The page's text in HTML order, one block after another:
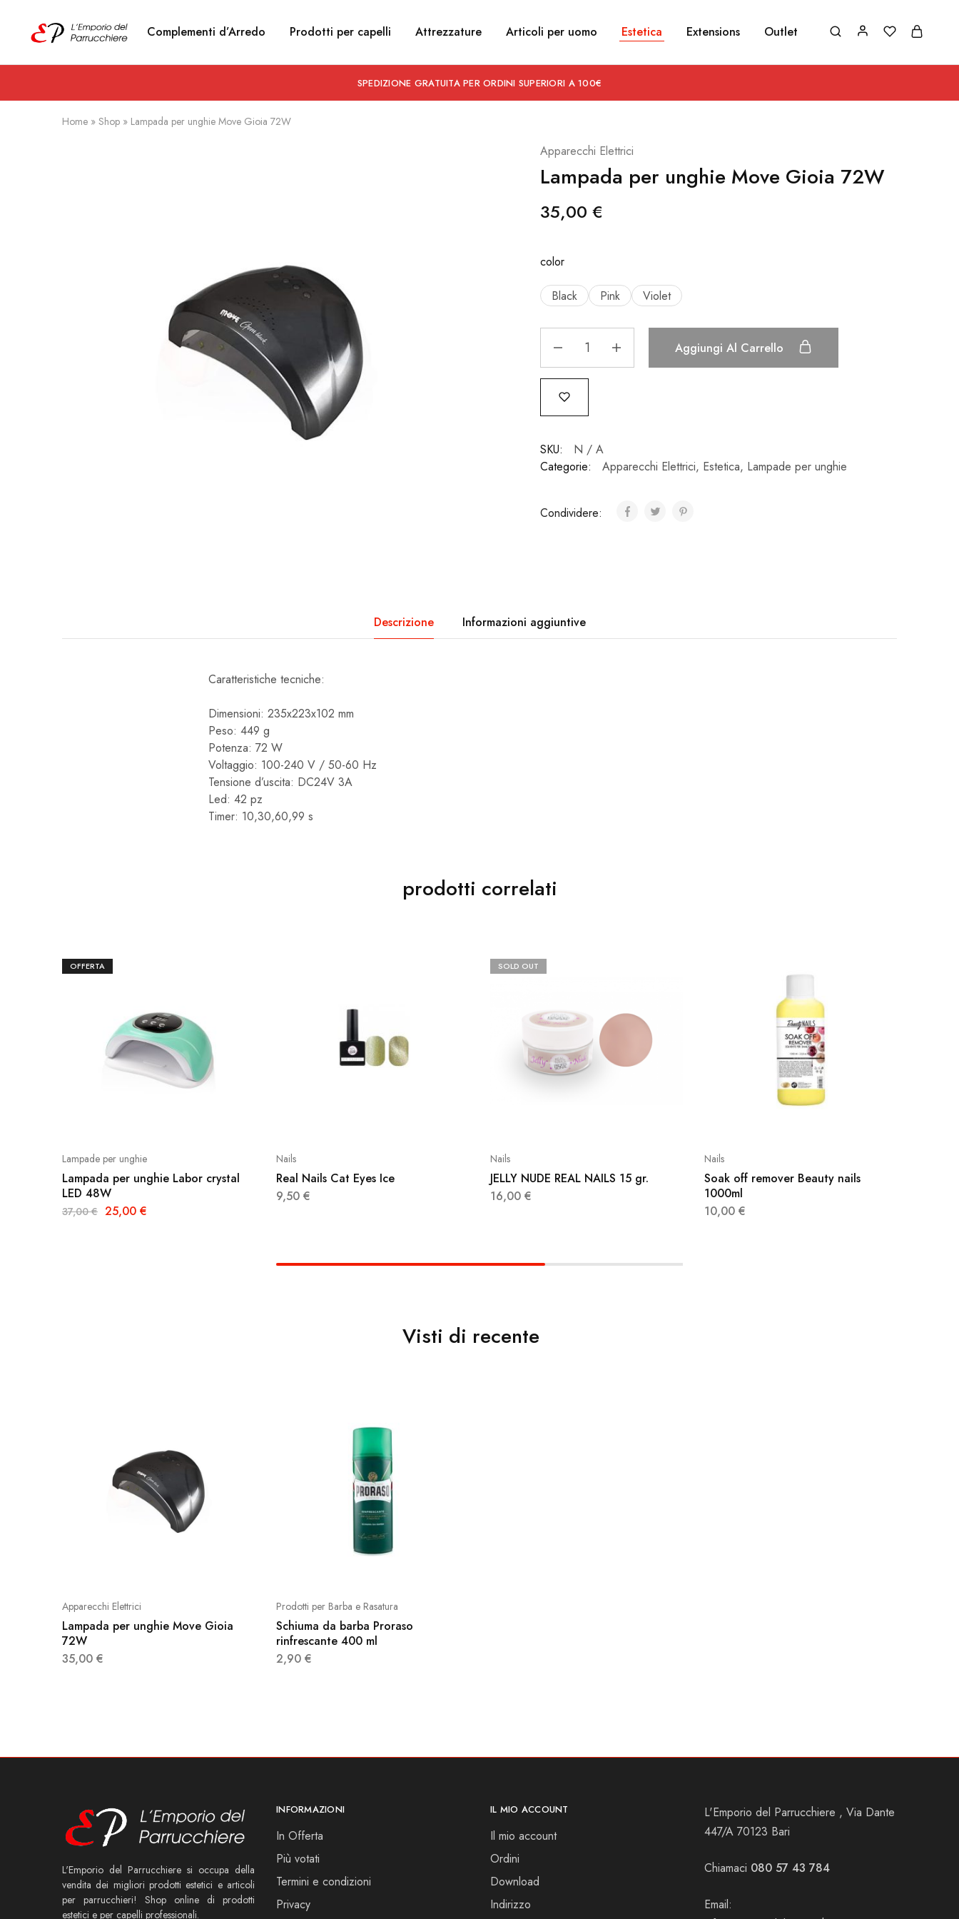
Emporio
del
Prodotti
estetici
Articoli
Complementi d’Arredo Prodotti per capelli Attrezzature Articoli per uomo Estetica Extensions Outlet
SPEDIZIONE GRATUITA PER ORDINI SUPERIORI A 100€
Home » Shop » Lampada per unghie Move Gioia 72W
Apparecchi Elettrici
Lampada per unghie Move Gioia 72W
35,00 €
color
Black Pink Violet
Aggiungi Al Carrello
SKU:
N / A
Categorie:
Apparecchi Elettrici, Estetica, Lampade per unghie
Condividere:
Descrizione Informazioni aggiuntive
Caratteristiche tecniche:
Dimensioni: 235x223x102 mm
Peso: 449 g
Potenza: 72 W
Voltaggio: 100-240 V / 50-60 Hz
Tensione d’uscita: DC24V 3A
Led: 42 pz
Timer: 10,30,60,99 s
prodotti correlati
OFFERTA
Lampade per unghie
Lampada per unghie Labor crystal
LED 48W
37,00€ 25,00 €
Nails
Real Nails Cat Eyes Ice
9,50 €
SOLD OUT
Nails
JELLY NUDE REAL NAILS 15 gr.
16,00 €
Nails
Soak off remover Beauty nails
1000ml
10,00 €
Visti di recente
Apparecchi Elettrici
Lampada per unghie Move Gioia
72W
35,00 €
Prodotti per Barba e Rasatura
Schiuma da barba Proraso
rinfrescante 400 ml
2,90 €
L'Emporio del Parrucchiere si occupa della
vendita dei migliori prodotti estetici e articoli
per parrucchieri! Shop online di prodotti
estetici e per capelli professionali.
INFORMAZIONI
In Offerta
Più votati
Termini e condizioni
Privacy
IL MIO ACCOUNT
Il mio account
Ordini
Download
Indirizzo
L'Emporio del Parrucchiere , Via Dante
447/A 70123 Bari
Chiamaci 080 57 43 784
Email: